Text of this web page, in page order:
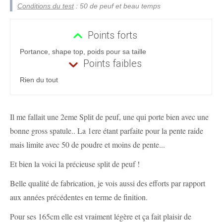
Conditions du test: 50 de peuf et beau temps
Points forts
Portance, shape top, poids pour sa taille
Points faibles
Rien du tout
Il me fallait une 2eme Split de peuf, une qui porte bien avec une
bonne gross spatule.. La 1ere étant parfaite pour la pente raide
mais limite avec 50 de poudre et moins de pente...
Et bien la voici la précieuse split de peuf !
Belle qualité de fabrication, je vois aussi des efforts par rapport
aux années précédentes en terme de finition.
Pour ses 165cm elle est vraiment légère et ça fait plaisir de